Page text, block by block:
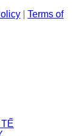
Terms of